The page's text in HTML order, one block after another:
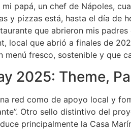
papá, un chef de Nápoles,
y pizzas está, hasta el día de
que abrieron mis
local que abrió a finales de
menú fresco, sostenible y que
2025: Theme,
red como de apoyo local y
Otro sello distintivo del
principalmente la Casa